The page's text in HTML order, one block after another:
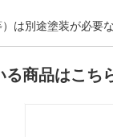
は別途塗装が必要な
商品はこち